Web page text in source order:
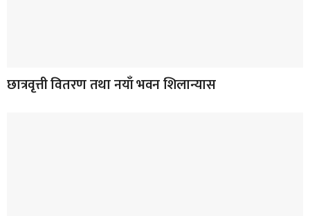
छात्रवृत्ती वितरण तथा नयाँ भवन शिलान्यास